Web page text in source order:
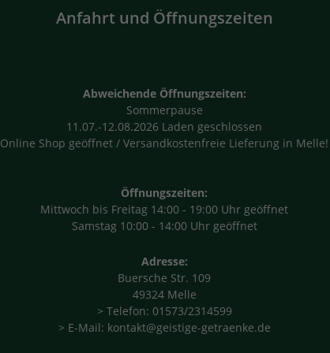
Anfahrt und Öffnungszeiten
Abweichende Öffnungszeiten:
Sommerpause
11.07.-12.08.2026 Laden geschlossen
Online Shop geöffnet / Versandkostenfreie Lieferung in Melle!
Öffnungszeiten:
Mittwoch bis Freitag 14:00 - 19:00 Uhr geöffnet
Samstag 10:00 - 14:00 Uhr geöffnet
Adresse:
Buersche Str. 109
49324 Melle
> Telefon: 01573/2314599
> E-Mail: kontakt@geistige-getraenke.de